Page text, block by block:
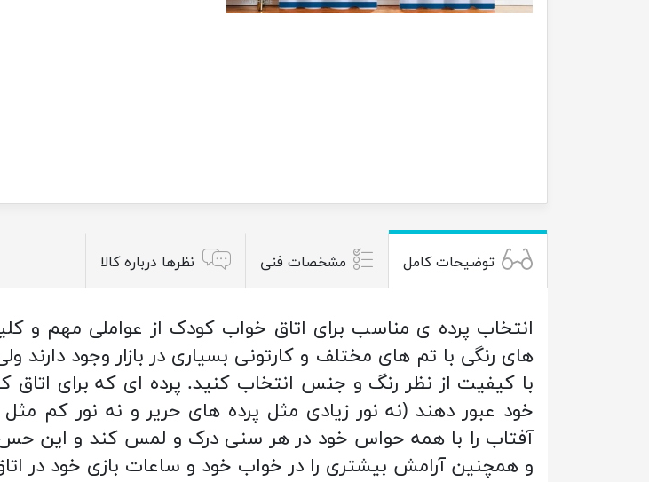
توضیحات کامل مشخصات فنی نظرها درباره کالا
انتخاب پرده ی مناسب برای اتاق خواب کودک از عواملی مهم و
های رنگی با تم های مختلف و کارتونی بسیاری در بازار وجود
با کیفیت از نظر رنگ و جنس انتخاب کنید. پرده ای که برای
خود عبور دهند (نه نور زیادی مثل پرده های حریر و نه نور کم
آفتاب را با همه حواس خود در هر سنی درک و لمس کند و این
و همچنین آرامش بیشتری را در خواب خود و ساعات بازی خود در